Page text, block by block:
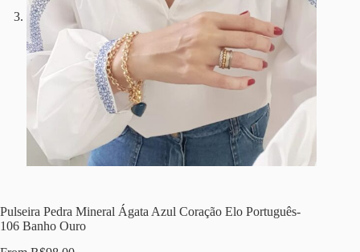
Pulseira Pedra Mineral Ágata Azul Coração Elo Português-
106 Banho Ouro